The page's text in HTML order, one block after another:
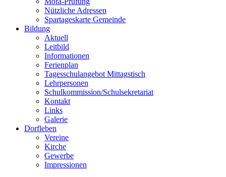
Nützliche Adressen
Spartageskarte Gemeinde
Bildung
Aktuell
Leitbild
Informationen
Ferienplan
Tagesschulangebot Mittagstisch
Lehrpersonen
Schulkommission/Schulsekretariat
Kontakt
Links
Galerie
Dorfleben
Vereine
Kirche
Gewerbe
Impressionen